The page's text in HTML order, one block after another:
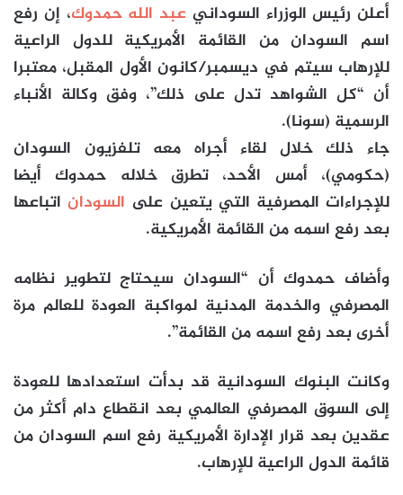
أعلن رئيس الوزراء السوداني عبد الله حمدوك، إن رفع
اسم السودان من القائمة الأمريكية للدول الراعية
للإرهاب سيتم في ديسمبر/كانون الأول المقبل، معتبرا
أن “كل الشواهد تدل على ذلك”، وفق وكالة الأنباء
الرسمية (سونا).
جاء ذلك خلال لقاء أجراه معه تلفزيون السودان
(حكومي)، أمس الأحد، تطرق خلاله حمدوك أيضا
للإجراءات المصرفية التي يتعين على السوداناتباعها
بعد رفع اسمه من القائمة الأمريكية.
وأضاف حمدوك أن “السودان سيحتاج لتطوير نظامه
المصرفي والخدمة المدنية لمواكبة العودة للعالم مرة
أخرى بعد رفع اسمه من القائمة”.
وكانت البنوك السودانية قد بدأت استعدادها للعودة
إلى السوق المصرفي العالمي بعد انقطاع دام أكثر من
عقدين بعد قرار الإدارة الأمريكية رفع اسم السودان من
قائمة الدول الراعية للإرهاب.